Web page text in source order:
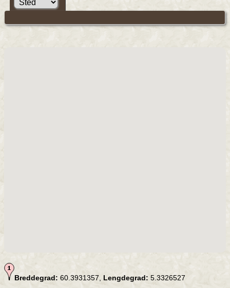
Breddegrad: 60.3931357, Lengdegrad: 5.3326527